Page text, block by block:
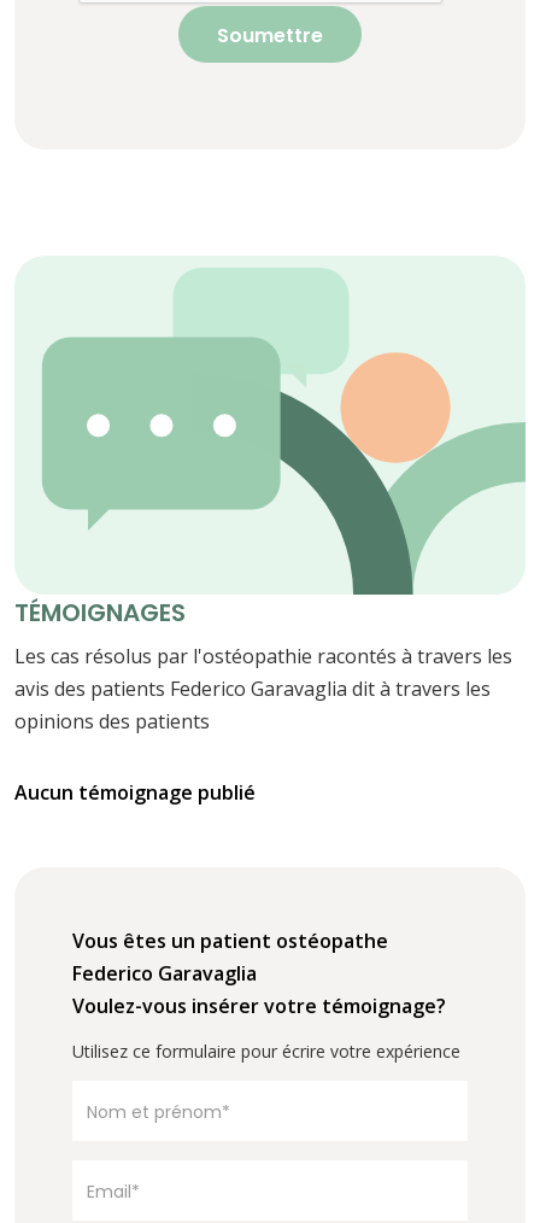
Soumettre
TÉMOIGNAGES
Les cas résolus par l'ostéopathie racontés à travers les
avis des patients Federico Garavaglia dit à travers les
opinions des patients
Aucun témoignage publié
Vous êtes un patient ostéopathe
Federico Garavaglia
Voulez-vous insérer votre témoignage?
Utilisez ce formulaire pour écrire votre expérience